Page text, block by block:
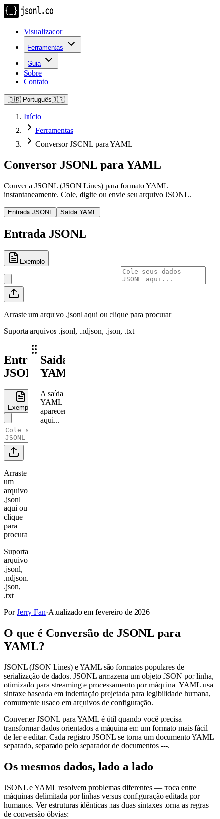
Visualizador
Ferramentas
Guia
Sobre
Contato
🇧🇷 Português🇧🇷
Início
Ferramentas
Conversor JSONL para YAML
Conversor JSONL para YAML
Converta JSONL (JSON Lines) para formato YAML
instantaneamente. Cole, digite ou envie seu arquivo JSONL.
Entrada JSONL Saída YAML
Entrada JSONL
Exemplo
Arraste um arquivo .jsonl aqui ou clique para procurar
Suporta arquivos .jsonl, .ndjson, .json, .txt
Entrada
JSONL
Exemplo
Arraste
um
arquivo
.jsonl
aqui ou
clique
para
procurar
Suporta
arquivos
.jsonl,
.ndjson,
.json,
.txt
Saída
YAML
A saída
YAML
aparecerá
aqui...
Por Jerry Fan·Atualizado em fevereiro de 2026
O que é Conversão de JSONL para
YAML?
JSONL (JSON Lines) e YAML são formatos populares de
serialização de dados. JSONL armazena um objeto JSON por linha,
otimizado para streaming e processamento por máquina. YAML usa
sintaxe baseada em indentação projetada para legibilidade humana,
comumente usado em arquivos de configuração.
Converter JSONL para YAML é útil quando você precisa
transformar dados orientados a máquina em um formato mais fácil
de ler e editar. Cada registro JSONL se torna um documento YAML
separado, separado pelo separador de documentos ---.
Os mesmos dados, lado a lado
JSONL e YAML resolvem problemas diferentes — troca entre
máquinas delimitada por linhas versus configuração editada por
humanos. Ver estruturas idênticas nas duas sintaxes torna as regras
de conversão óbvias: